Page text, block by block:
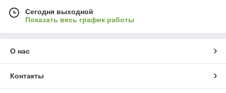
Сегодня выходной
Показать весь график работы
О нас
Контакты